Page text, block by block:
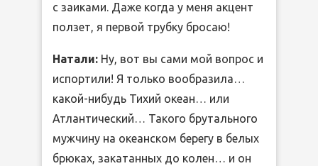
с заиками. Даже когда у меня акцент
ползет, я первой трубку бросаю!
Натали: Ну, вот вы сами мой вопрос и
испортили! Я только вообразила…
какой-нибудь Тихий океан… или
Атлантический… Такого брутального
мужчину на океанском берегу в белых
брюках, закатанных до колен… и он